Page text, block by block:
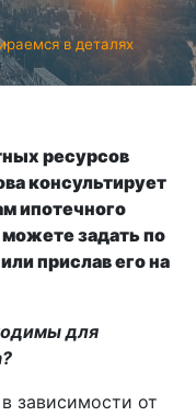
в деталях
ресурсов
консультирует
ипотечного
задать по
прислав его на
для
зависимости от